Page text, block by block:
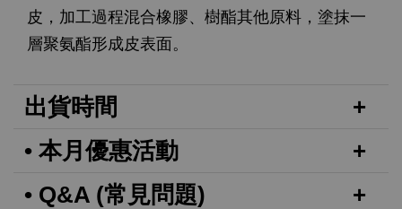
皮，加工過程混合橡膠、樹酯其他原料，塗抹一
層聚氨酯形成皮表面。
出貨時間
• 本月優惠活動
• Q&A (常見問題)